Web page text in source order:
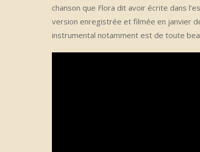
chanson que Flora dit avoir écrite dans
version enregistrée et filmée en janvier
instrumental notamment est de toute